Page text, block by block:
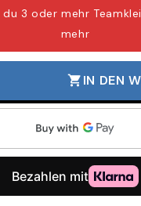
du 3 oder mehr
mehr
shopping_cart IN DEN